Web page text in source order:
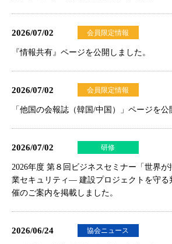
2026/07/02 会員限定情報
『情報共有』ページを公開しました。
2026/07/02 会員限定情報
「他国の会報誌（韓国/中国）」ページを公
2026/07/02 研修
2026年度 第８回ビジネスセミナー「世界
業セキュリティ― 建設プロジェクトを守る
催のご案内を掲載しました。
2026/06/24 協会ニュース